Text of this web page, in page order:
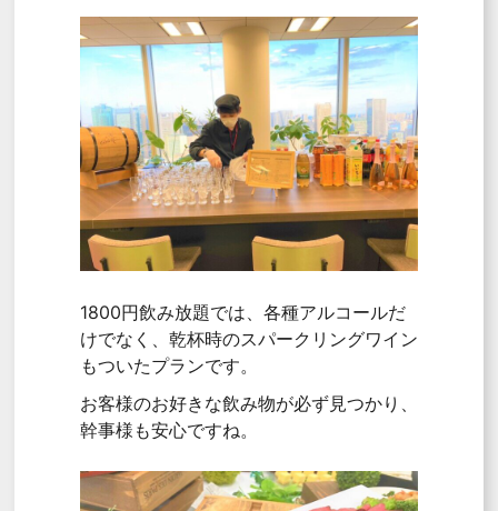
1800円飲み放題では、各種アルコールだ
けでなく、乾杯時のスパークリングワイン
もついたプランです。
お客様のお好きな飲み物が必ず見つかり、
幹事様も安心ですね。